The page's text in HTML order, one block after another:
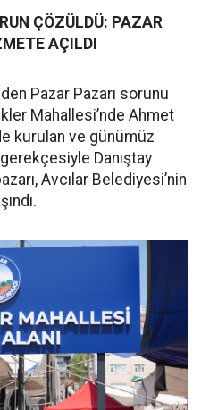
ÇÖZÜLDÜ: PAZAR
AÇILDI
Pazar Pazarı sorunu
Mahallesi’nde Ahmet
kurulan ve günümüz
Danıştay
Avcılar Belediyesi’nin